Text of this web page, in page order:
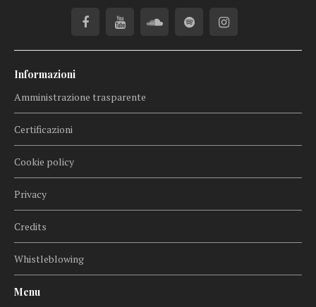
Informazioni
Amministrazione trasparente
Certificazioni
Cookie policy
Privacy
Credits
Whistleblowing
Menu